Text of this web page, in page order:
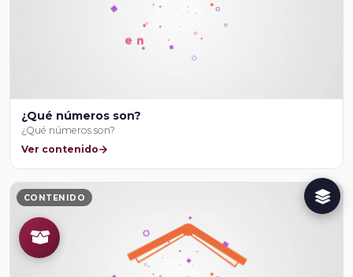
¿Qué números son?
¿Qué números son?
Ver contenido
CONTENIDO